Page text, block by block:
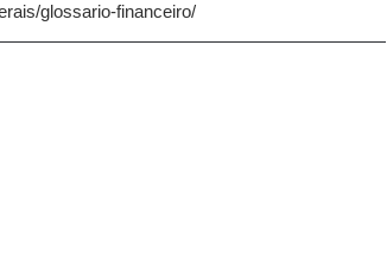
glossario-financeiro/